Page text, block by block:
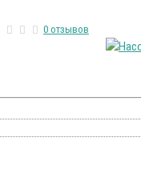
0 отзывов